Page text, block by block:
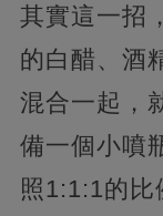
其實這一招
的白醋、酒
混合一起，
備一個小噴
照1:1:1的比